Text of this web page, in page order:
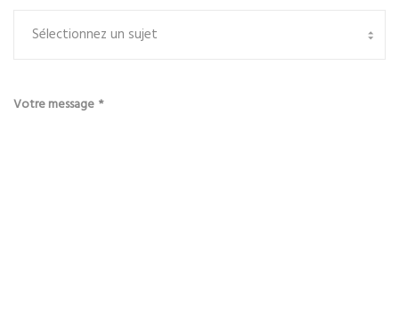
Votre message *